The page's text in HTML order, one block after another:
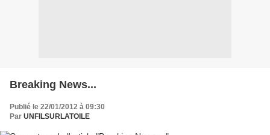
Breaking News...
Publié le 22/01/2012 à 09:30
Par UNFILSURLATOILE